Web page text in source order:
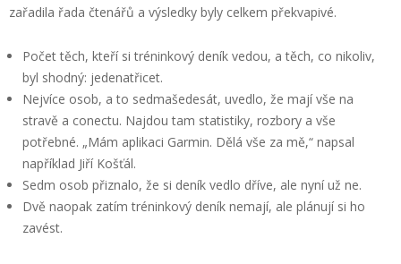
zařadila řada čtenářů a výsledky byly celkem překvapivé.
Počet těch, kteří si tréninkový deník vedou, a těch, co nikoliv,
byl shodný: jedenatřicet.
Nejvíce osob, a to sedmašedesát, uvedlo, že mají vše na
stravě a conectu. Najdou tam statistiky, rozbory a vše
potřebné. „Mám aplikaci Garmin. Dělá vše za mě,“ napsal
například Jiří Košťál.
Sedm osob přiznalo, že si deník vedlo dříve, ale nyní už ne.
Dvě naopak zatím tréninkový deník nemají, ale plánují si ho
zavést.